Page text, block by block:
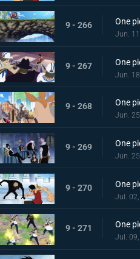
9 - 266
Jun.
9 - 267
Jun.
9 - 268
Jun.
9 - 269
Jun.
9 - 270
Jul.
9 - 271
Jul.